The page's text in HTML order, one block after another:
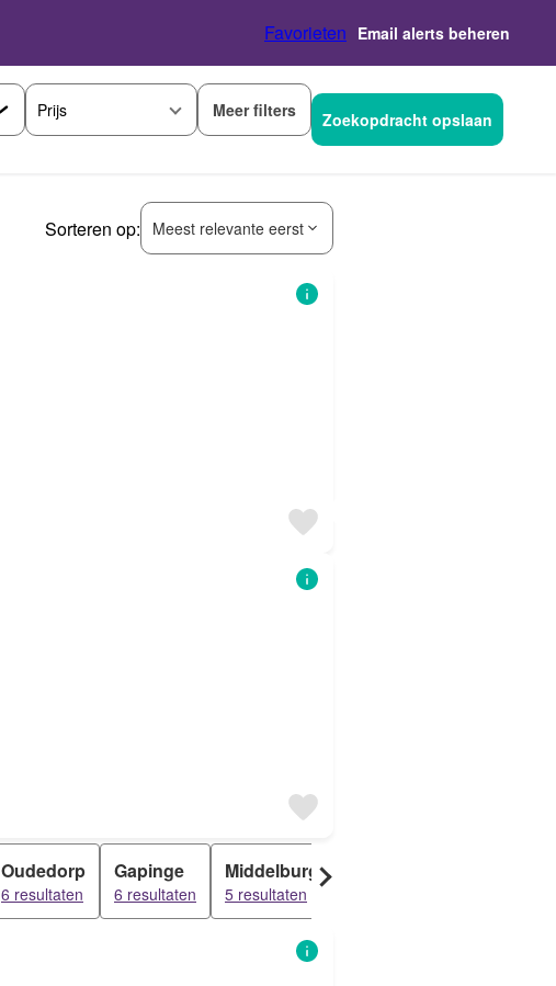
Favorieten Email alerts beheren
Prijs Meer filters Zoekopdracht opslaan
Sorteren op: Meest relevante eerst
Oudedorp
6 resultaten
Gapinge
6 resultaten
Middelburg
5 resultaten